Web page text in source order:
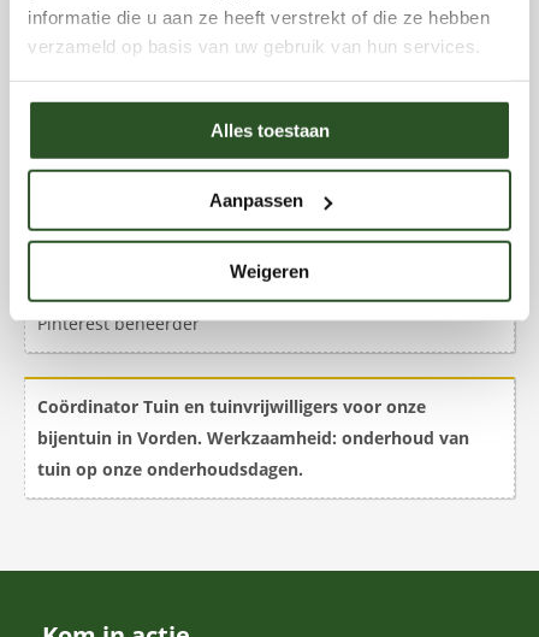
informatie die u aan ze heeft verstrekt of die ze hebben
verzameld op basis van uw gebruik van hun services.
Alles toestaan
Aanpassen
Weigeren
Coördinator Redactie
willen meehelpen met het inpakken van zaden, planten
en bloembollen voor onze verkoop, o.a. via onze
webshop.
Pinterest beheerder
Coördinator Tuin en tuinvrijwilligers voor onze
bijentuin in Vorden. Werkzaamheid: onderhoud van
tuin op onze onderhoudsdagen.